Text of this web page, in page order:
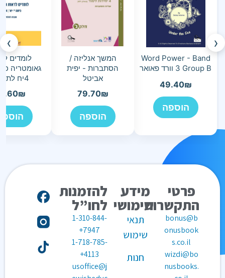
‹
Word Power - Band
3 Group B וורד פאואר
49.40₪
הוספה
המשך אנליזה /
הסתברות - יפית
אביטל
79.70₪
הוספה
לומדים
גאומטריה
4יח לתלמיד
₪
›
פרטי
התקשרות
bonus@b
onusbook
s.co.il
wizdi@bo
nusbooks.
מידע
שימושי
תנאי
שימוש
חנות
להזמנות
לחו”ל
1-310-844-
7947+
1-718-785-
4113+
usoffice@j